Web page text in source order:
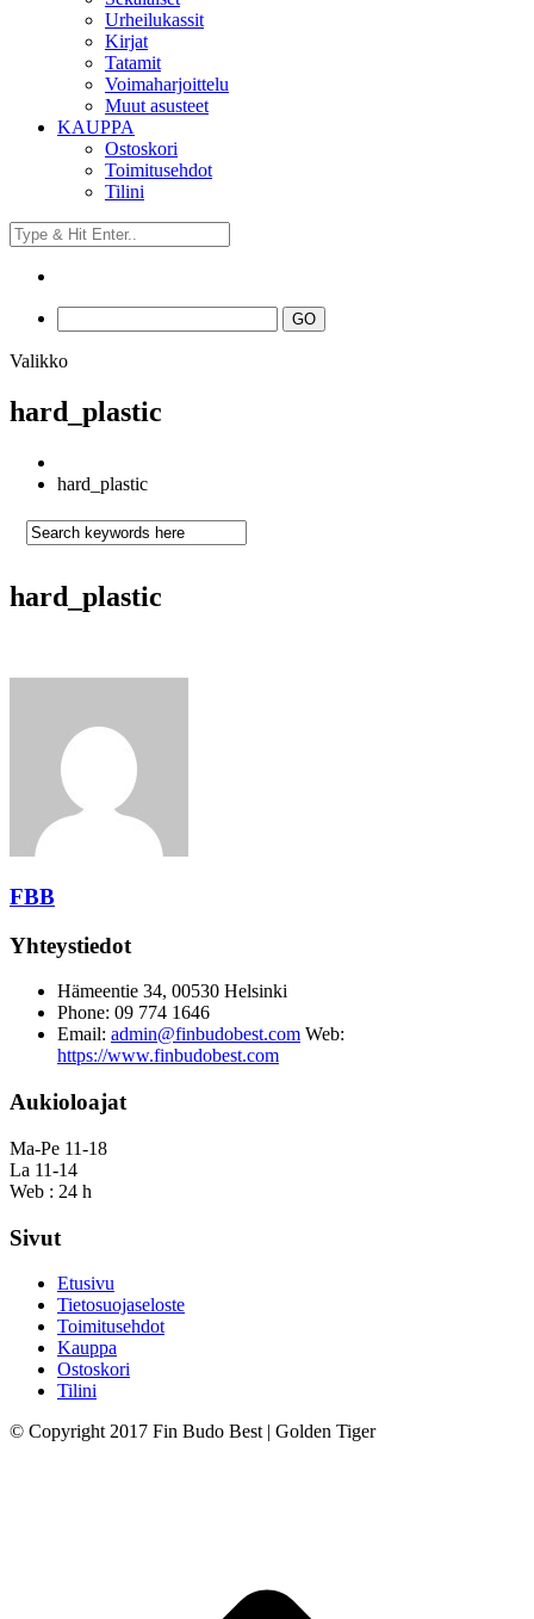
Urheilukassit
Kirjat
Tatamit
Voimaharjoittelu
Muut asusteet
KAUPPA
Ostoskori
Toimitusehdot
Tilini
Valikko
hard_plastic
hard_plastic
hard_plastic
FBB
Yhteystiedot
Hämeentie 34, 00530 Helsinki
Phone: 09 774 1646
Email: admin@finbudobest.com Web:
https://www.finbudobest.com
Aukioloajat
Ma-Pe 11-18
La 11-14
Web : 24 h
Sivut
Etusivu
Tietosuojaseloste
Toimitusehdot
Kauppa
Ostoskori
Tilini
© Copyright 2017 Fin Budo Best | Golden Tiger